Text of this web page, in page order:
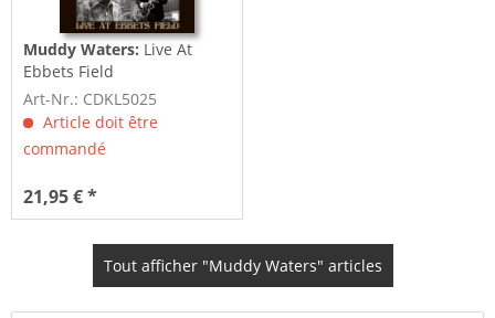
Muddy Waters: Live At
Ebbets Field
Art-Nr.: CDKL5025
Article doit être
commandé
21,95 € *
Tout afficher "Muddy Waters" articles